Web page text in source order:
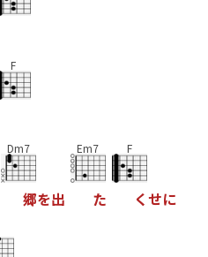
F
Dm7
郷を出
Em7
た
F
くせに